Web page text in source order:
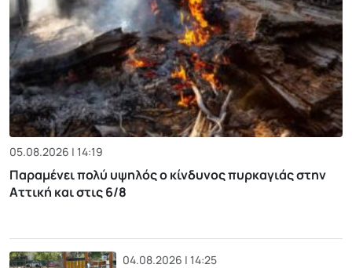
05.08.2026 | 14:19
Παραμένει πολύ υψηλός ο κίνδυνος πυρκαγιάς στην
Αττική και στις 6/8
04.08.2026 | 14:25